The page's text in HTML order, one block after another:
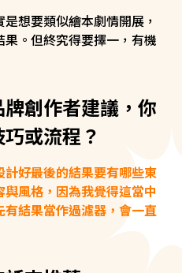
想要類似繪本劇情開展，
。但終究得要擇一，有機
創作者建議，你
或流程？
計好最後的結果要有哪些東
風格，因為我覺得這當中
結果當作過濾器，會一直